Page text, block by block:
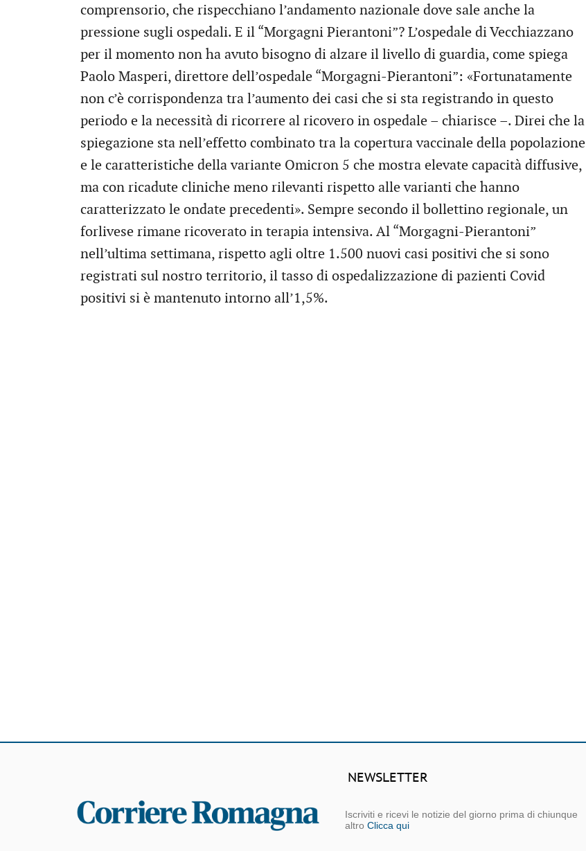
comprensorio, che rispecchiano l’andamento nazionale dove sale anche la
pressione sugli ospedali. E il “Morgagni Pierantoni”? L’ospedale di Vecchiazzano
per il momento non ha avuto bisogno di alzare il livello di guardia, come spiega
Paolo Masperi, direttore dell’ospedale “Morgagni-Pierantoni”: «Fortunatamente
non c’è corrispondenza tra l’aumento dei casi che si sta registrando in questo
periodo e la necessità di ricorrere al ricovero in ospedale – chiarisce –. Direi che la
spiegazione sta nell’effetto combinato tra la copertura vaccinale della popolazione
e le caratteristiche della variante Omicron 5 che mostra elevate capacità diffusive,
ma con ricadute cliniche meno rilevanti rispetto alle varianti che hanno
caratterizzato le ondate precedenti». Sempre secondo il bollettino regionale, un
forlivese rimane ricoverato in terapia intensiva. Al “Morgagni-Pierantoni”
nell’ultima settimana, rispetto agli oltre 1.500 nuovi casi positivi che si sono
registrati sul nostro territorio, il tasso di ospedalizzazione di pazienti Covid
positivi si è mantenuto intorno all’1,5%.
NEWSLETTER
Iscriviti e ricevi le notizie del giorno prima di chiunque
altro Clicca qui